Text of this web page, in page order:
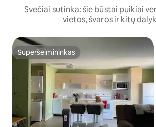
Svečiai sutinka: šie būstai puikiai
vietos, švaros ir kitų
Superšeimininkas
Superšeimininkas